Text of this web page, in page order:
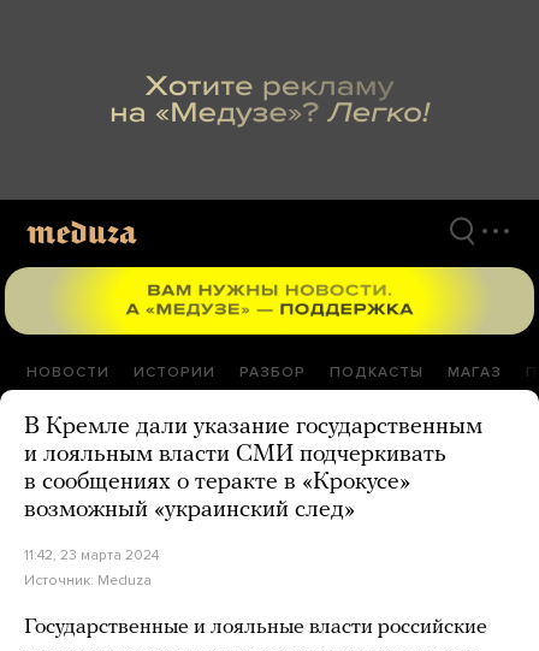
НОВОСТИ ИСТОРИИ РАЗБОР ПОДКАСТЫ МАГАЗ
В Кремле дали указание государственным
и лояльным власти СМИ подчеркивать
в сообщениях о теракте в «Крокусе»
возможный «украинский след»
11:42, 23 марта 2024
Источник: Meduza
Государственные и лояльные власти российские